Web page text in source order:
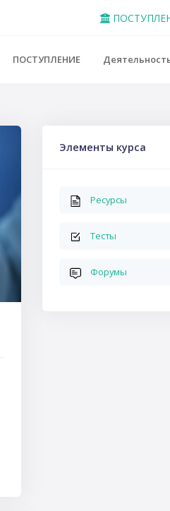
ПОСТУПЛЕНИЕ
Элементы курса
Ресурсы
Тесты
Форумы